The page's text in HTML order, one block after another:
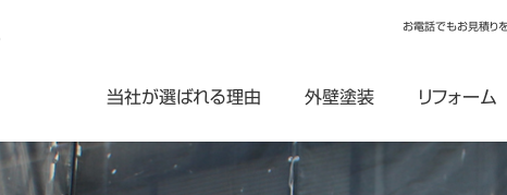
お電話でもお見積り
当社が選ばれる理由 外壁塗装 リフォーム